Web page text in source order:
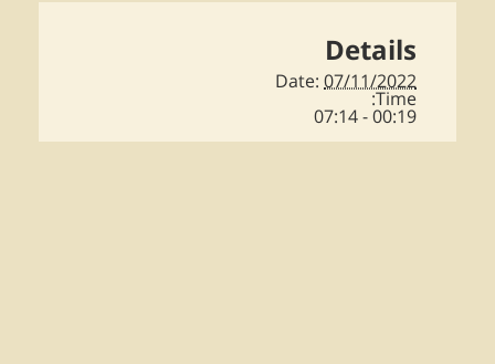
Details
Date: 07/11/2022
Time:
00:19 - 07:14